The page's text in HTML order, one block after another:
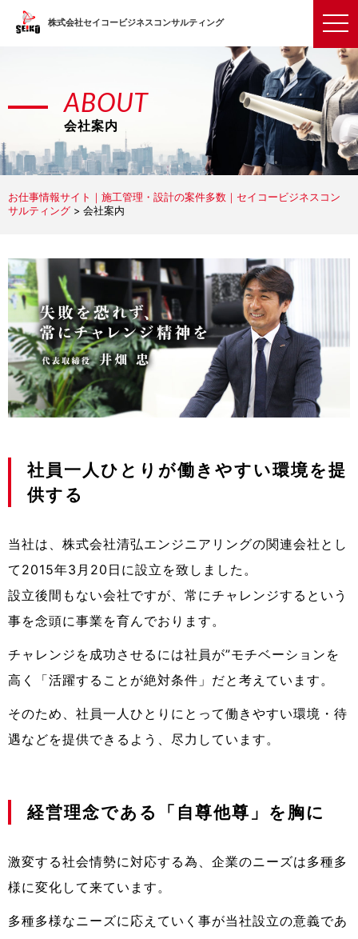
株式会社セイコービジネスコンサルティング
t
g
g
l
e
n
v
a
n
ABOUT
会社案内
お仕事情報サイト｜施工管理・設計の案件多数｜セイコービジネスコン
サルティング > 会社案内
社員一人ひとりが働きやすい環境を提
供する
当社は、株式会社清弘エンジニアリングの関連会社とし
て2015年3月20日に設立を致しました。
設立後間もない会社ですが、常にチャレンジするという
事を念頭に事業を育んでおります。
チャレンジを成功させるには社員が”モチベーションを
高く「活躍することが絶対条件」だと考えています。
そのため、社員一人ひとりにとって働きやすい環境・待
遇などを提供できるよう、尽力しています。
経営理念である「自尊他尊」を胸に
激変する社会情勢に対応する為、企業のニーズは多種多
様に変化して来ています。
多種多様なニーズに応えていく事が当社設立の意義であ